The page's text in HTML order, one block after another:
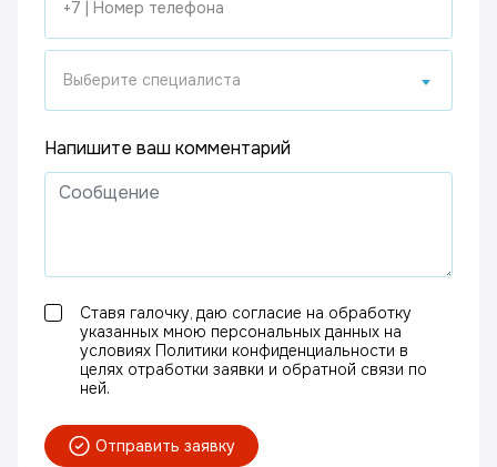
Выберите специалиста
Напишите ваш комментарий
Ставя галочку, даю согласие на обработку
указанных мною персональных данных на
условиях Политики конфиденциальности в
целях отработки заявки и обратной связи по
ней.
Отправить заявку